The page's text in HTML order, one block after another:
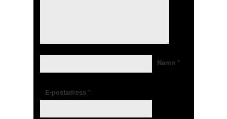
Namn *
E-postadress *